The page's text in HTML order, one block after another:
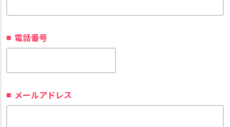
電話番号
メールアドレス